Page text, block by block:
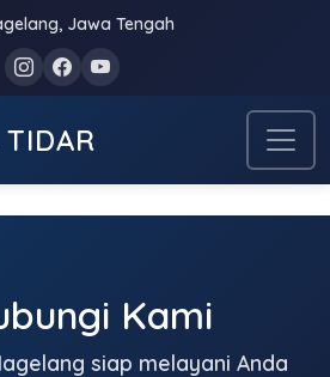
Jawa Tengah
Kami
Kami
siap melayani Anda